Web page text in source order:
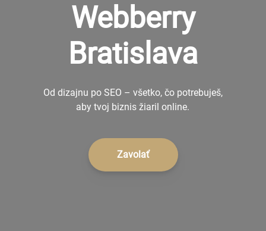
+421 902 242 632
Webberry
Bratislava
Od dizajnu po SEO – všetko, čo potrebuješ,
aby tvoj biznis žiaril online.
Zavolať